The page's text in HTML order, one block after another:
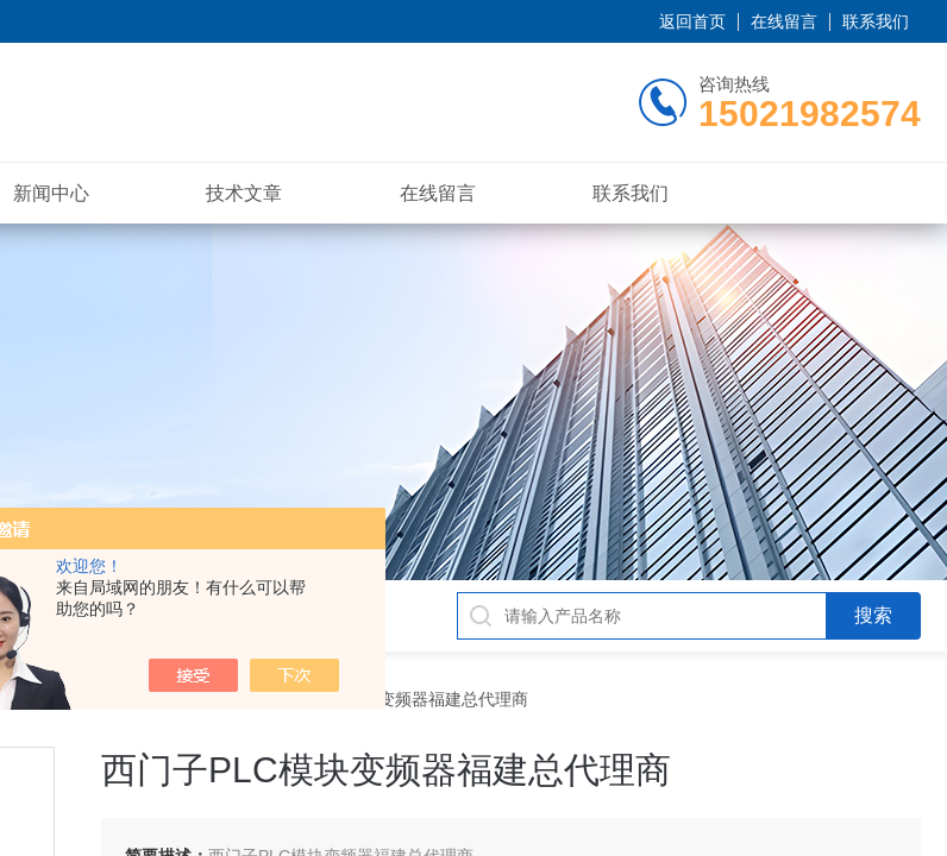
欢迎您！
来自局域网的朋友！有什么可以帮
助您的吗？
返回首页 在线留言 联系我们
咨询热线
15021982574
新闻中心 技术文章 在线留言 联系我们
> S7-1500模块6ES7 511-1AK02西门子PLC模块变频器福建总代理商
西门子PLC模块变频器福建总代理商